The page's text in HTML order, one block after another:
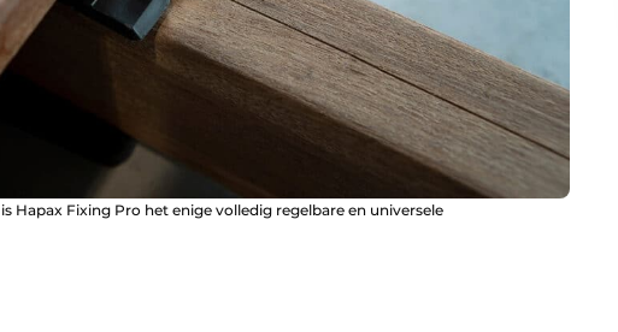
Hapax Fixing Pro het enige volledig regelbare en universele